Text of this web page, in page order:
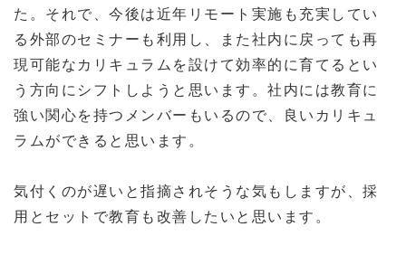
た。それで、今後は近年リモート実施も充実してい
る外部のセミナーも利用し、また社内に戻っても再
現可能なカリキュラムを設けて効率的に育てるとい
う方向にシフトしようと思います。社内には教育に
強い関心を持つメンバーもいるので、良いカリキュ
ラムができると思います。
気付くのが遅いと指摘されそうな気もしますが、採
用とセットで教育も改善したいと思います。